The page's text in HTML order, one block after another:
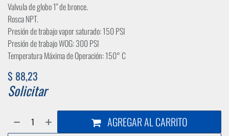
Valvula de globo 1" de bronce.
Rosca NPT.
Presión de trabajo vapor saturado: 150 PSI
Presión de trabajo WOG: 300 PSI
Temperatura Máxima de Operación: 150° C
$ 88,23
Solicitar
AGREGAR AL CARRITO